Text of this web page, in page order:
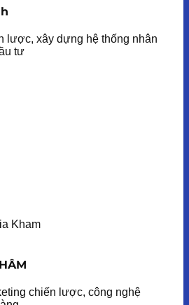
lược, xây dựng hệ thống nhân
tư
chiến lược, công nghệ